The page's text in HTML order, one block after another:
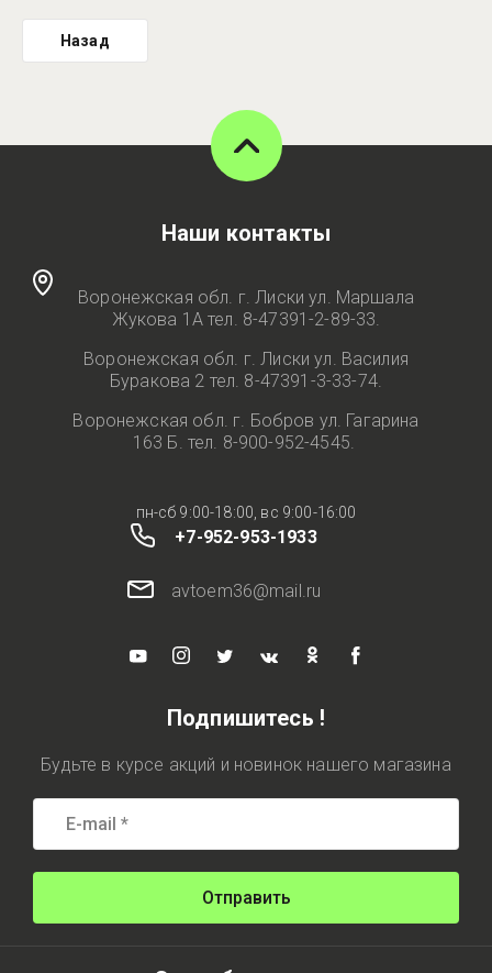
Назад
Наши контакты
Воронежская обл. г. Лиски ул. Маршала
Жукова 1А тел. 8-47391-2-89-33.
Воронежская обл. г. Лиски ул. Василия
Буракова 2 тел. 8-47391-3-33-74.
Воронежская обл. г. Бобров ул. Гагарина
163 Б. тел. 8-900-952-4545.
пн-сб 9:00-18:00, вс 9:00-16:00
+7-952-953-1933
avtoem36@mail.ru
Подпишитесь !
Будьте в курсе акций и новинок нашего магазина
Отправить